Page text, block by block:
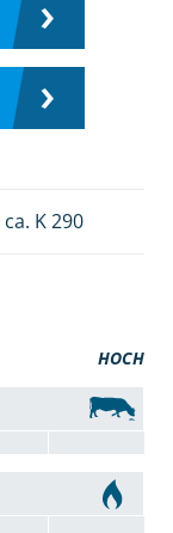
ca. K 290
HOCH